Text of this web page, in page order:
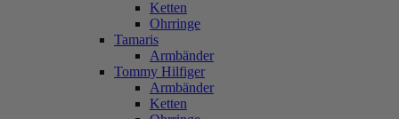
Ketten
Ohrringe
Tamaris
Armbänder
Tommy Hilfiger
Armbänder
Ketten